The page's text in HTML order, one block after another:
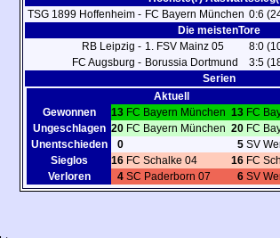
TSG 1899 Hoffenheim - FC Bayern München 0:6
Die meistenTore
RB Leipzig - 1. FSV Mainz 05
8:0
FC Augsburg - Borussia Dortmund
3:5
Serien
Aktuell
Gewonnen
13 FC Bayern München 13 FC
Ungeschlagen 20 FC Bayern München 20 FC
Unentschieden
0 5 SV
Sieglos
16 FC Schalke 04 16 FC
Verloren
4 SC Paderborn 07 6 SV